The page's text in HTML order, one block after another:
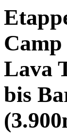
Lava
bis